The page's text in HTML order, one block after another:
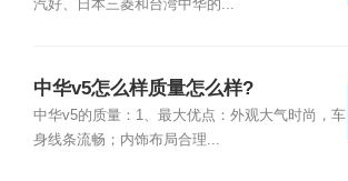
汽好、日本三菱和台湾中华的...
中华v5怎么样质量怎么样?
中华v5的质量：1、最大优点：外观大气时尚，车
身线条流畅；内饰布局合理...